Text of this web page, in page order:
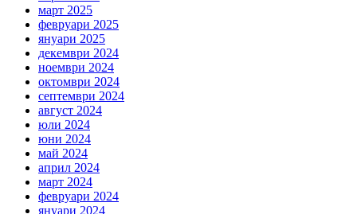
март 2025
февруари 2025
януари 2025
декември 2024
ноември 2024
октомври 2024
септември 2024
август 2024
юли 2024
юни 2024
май 2024
април 2024
март 2024
февруари 2024
януари 2024